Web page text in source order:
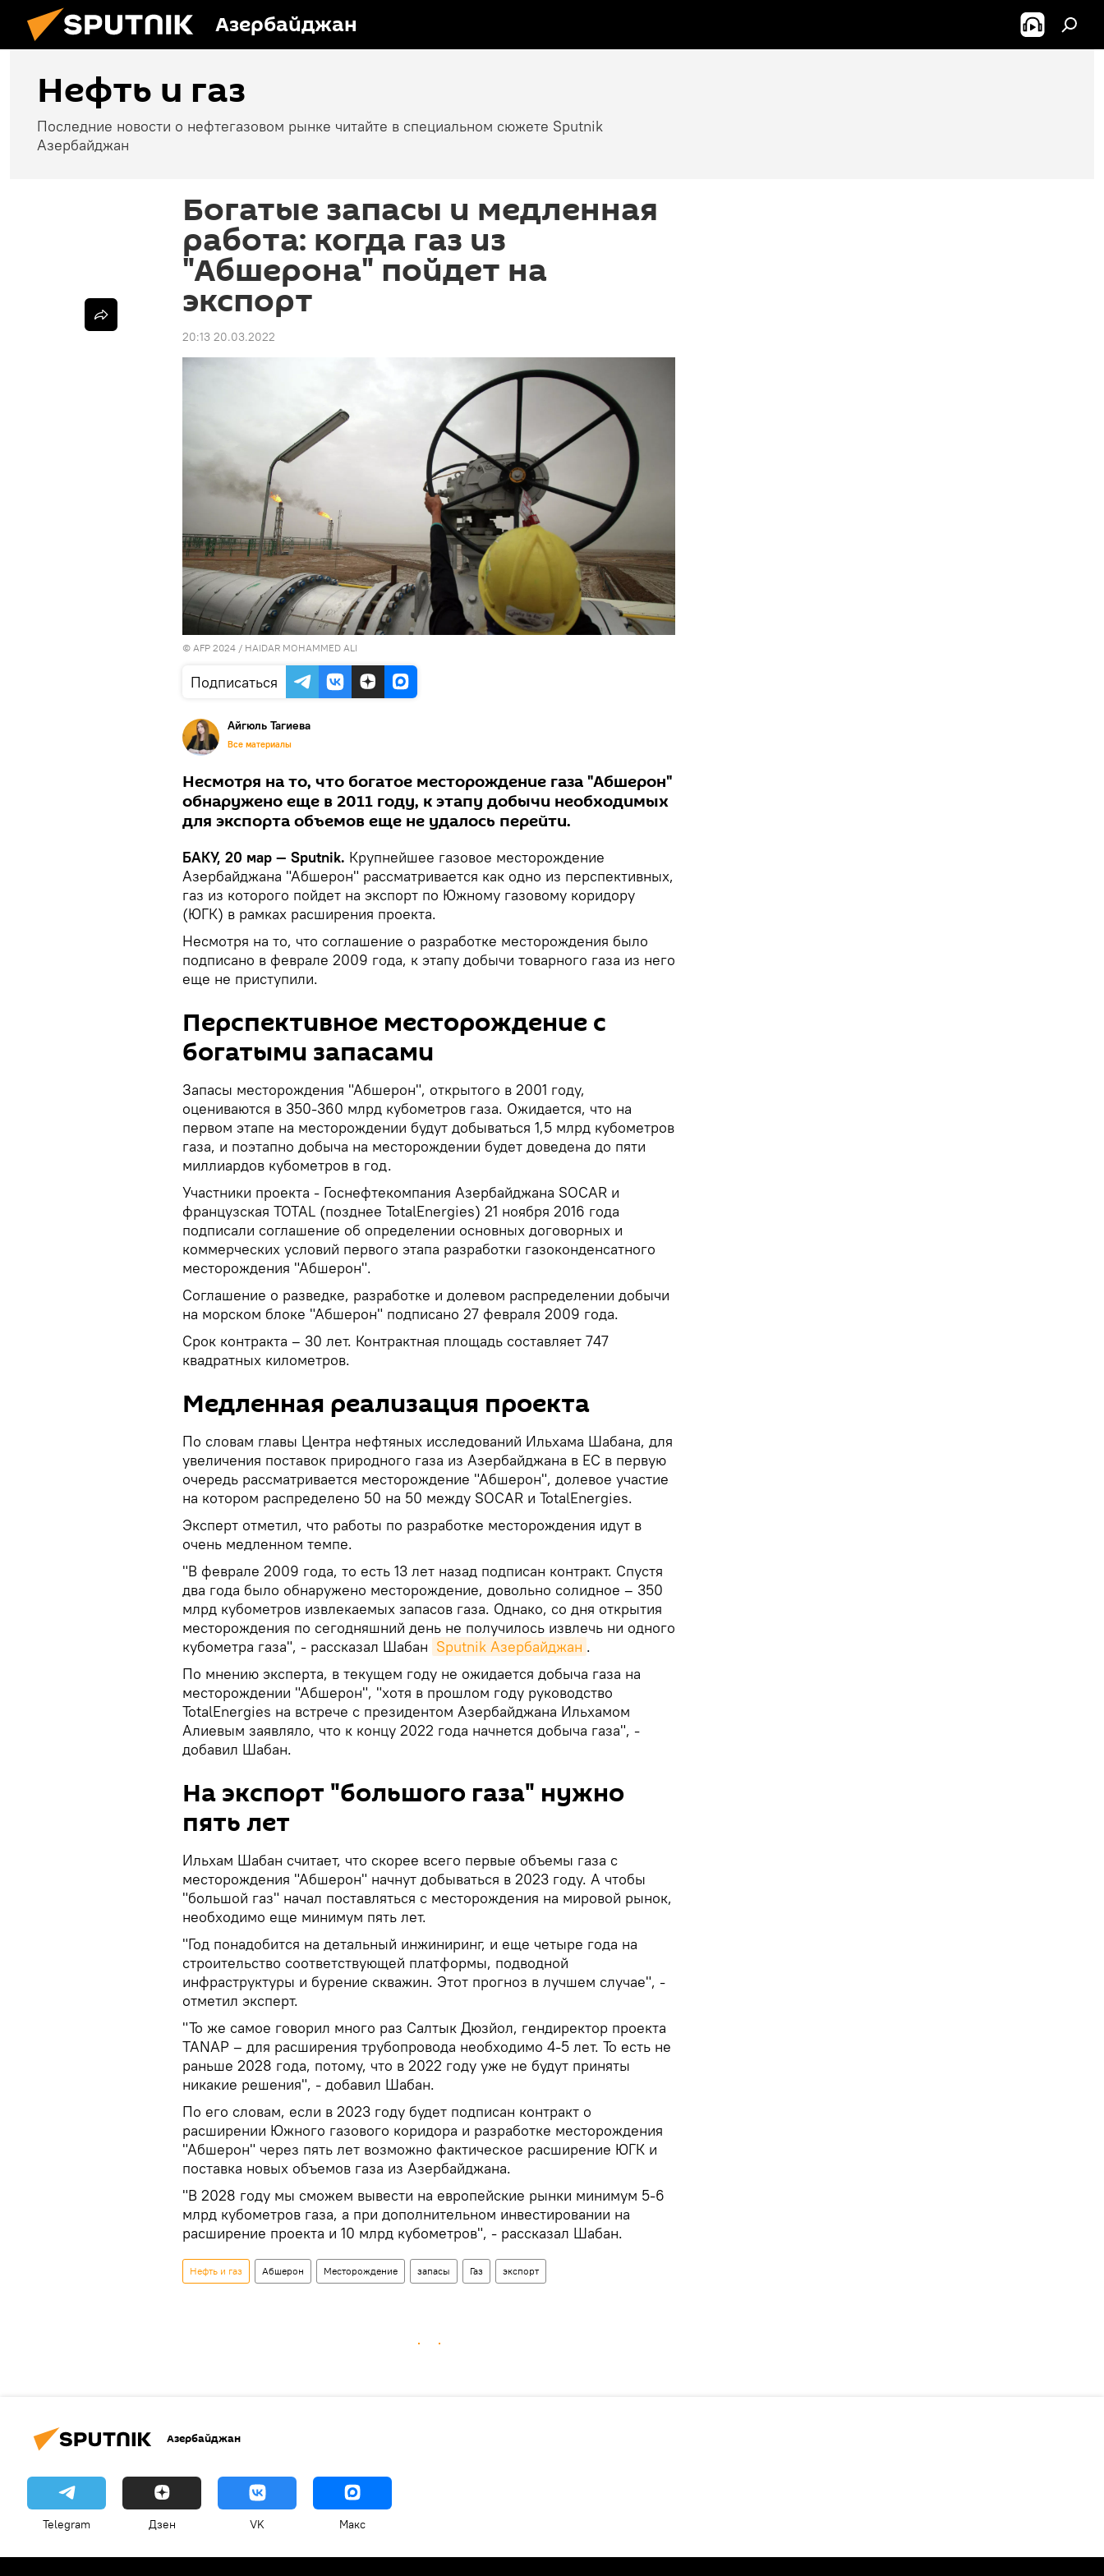
Азербайджан
Нефть и газ
Последние новости о нефтегазовом рынке читайте в специальном сюжете Sputnik
Азербайджан
Богатые запасы и медленная
работа: когда газ из
"Абшерона" пойдет на
экспорт
20:13 20.03.2022
© AFP 2024 / HAIDAR MOHAMMED ALI
Подписаться
Айгюль Тагиева
Все материалы
Несмотря на то, что богатое месторождение газа "Абшерон"
обнаружено еще в 2011 году, к этапу добычи необходимых
для экспорта объемов еще не удалось перейти.
БАКУ, 20 мар — Sputnik. Крупнейшее газовое месторождение
Азербайджана "Абшерон" рассматривается как одно из перспективных,
газ из которого пойдет на экспорт по Южному газовому коридору
(ЮГК) в рамках расширения проекта.
Несмотря на то, что соглашение о разработке месторождения было
подписано в феврале 2009 года, к этапу добычи товарного газа из него
еще не приступили.
Перспективное месторождение с
богатыми запасами
Запасы месторождения "Абшерон", открытого в 2001 году,
оцениваются в 350-360 млрд кубометров газа. Ожидается, что на
первом этапе на месторождении будут добываться 1,5 млрд кубометров
газа, и поэтапно добыча на месторождении будет доведена до пяти
миллиардов кубометров в год.
Участники проекта - Госнефтекомпания Азербайджана SOCAR и
французская TOTAL (позднее TotalEnergies) 21 ноября 2016 года
подписали соглашение об определении основных договорных и
коммерческих условий первого этапа разработки газоконденсатного
месторождения "Абшерон".
Соглашение о разведке, разработке и долевом распределении добычи
на морском блоке "Абшерон" подписано 27 февраля 2009 года.
Срок контракта – 30 лет. Контрактная площадь составляет 747
квадратных километров.
Медленная реализация проекта
По словам главы Центра нефтяных исследований Ильхама Шабана, для
увеличения поставок природного газа из Азербайджана в ЕС в первую
очередь рассматривается месторождение "Абшерон", долевое участие
на котором распределено 50 на 50 между SOCAR и TotalEnergies.
Эксперт отметил, что работы по разработке месторождения идут в
очень медленном темпе.
"В феврале 2009 года, то есть 13 лет назад подписан контракт. Спустя
два года было обнаружено месторождение, довольно солидное – 350
млрд кубометров извлекаемых запасов газа. Однако, со дня открытия
месторождения по сегодняшний день не получилось извлечь ни одного
кубометра газа", - рассказал Шабан Sputnik Азербайджан .
По мнению эксперта, в текущем году не ожидается добыча газа на
месторождении "Абшерон", "хотя в прошлом году руководство
TotalEnergies на встрече с президентом Азербайджана Ильхамом
Алиевым заявляло, что к концу 2022 года начнется добыча газа", -
добавил Шабан.
На экспорт "большого газа" нужно
пять лет
Ильхам Шабан считает, что скорее всего первые объемы газа с
месторождения "Абшерон" начнут добываться в 2023 году. А чтобы
"большой газ" начал поставляться с месторождения на мировой рынок,
необходимо еще минимум пять лет.
"Год понадобится на детальный инжиниринг, и еще четыре года на
строительство соответствующей платформы, подводной
инфраструктуры и бурение скважин. Этот прогноз в лучшем случае", -
отметил эксперт.
"То же самое говорил много раз Салтык Дюзйол, гендиректор проекта
TANAP – для расширения трубопровода необходимо 4-5 лет. То есть не
раньше 2028 года, потому, что в 2022 году уже не будут приняты
никакие решения", - добавил Шабан.
По его словам, если в 2023 году будет подписан контракт о
расширении Южного газового коридора и разработке месторождения
"Абшерон" через пять лет возможно фактическое расширение ЮГК и
поставка новых объемов газа из Азербайджана.
"В 2028 году мы сможем вывести на европейские рынки минимум 5-6
млрд кубометров газа, а при дополнительном инвестировании на
расширение проекта и 10 млрд кубометров", - рассказал Шабан.
Нефть и газ Абшерон Месторождение запасы Газ экспорт
Азербайджан
Telegram Дзен VK Макс